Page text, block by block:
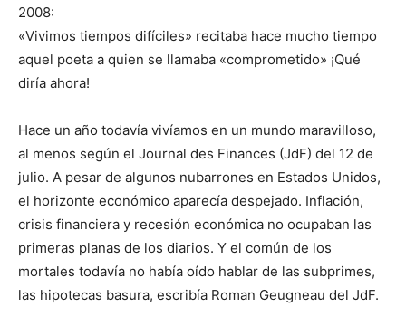
2008:
«Vivimos tiempos difíciles» recitaba hace mucho tiempo
aquel poeta a quien se llamaba «comprometido» ¡Qué
diría ahora!
Hace un año todavía vivíamos en un mundo maravilloso,
al menos según el Journal des Finances (JdF) del 12 de
julio. A pesar de algunos nubarrones en Estados Unidos,
el horizonte económico aparecía despejado. Inflación,
crisis financiera y recesión económica no ocupaban las
primeras planas de los diarios. Y el común de los
mortales todavía no había oído hablar de las subprimes,
las hipotecas basura, escribía Roman Geugneau del JdF.